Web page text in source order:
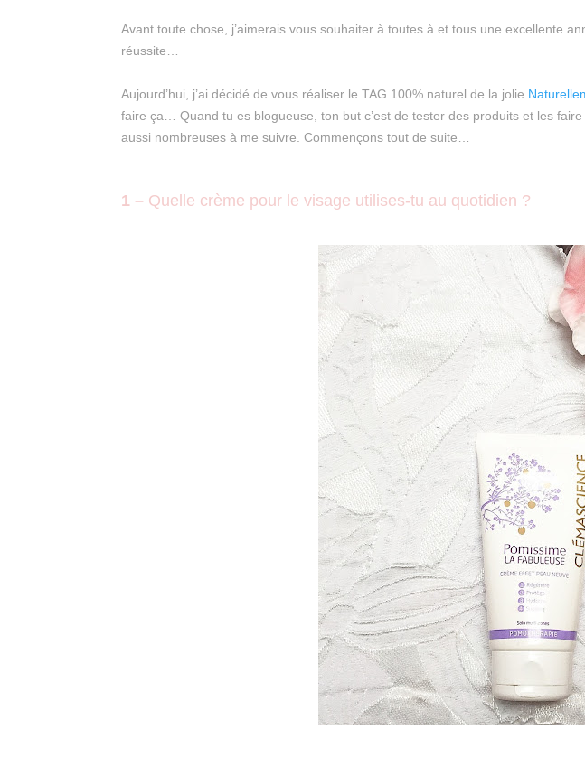
Avant toute chose, j’aimerais vous souhaiter à toutes à et tous une excellente
réussite…
Aujourd’hui, j’ai décidé de vous réaliser le TAG 100% naturel de la jolie
faire ça… Quand tu es blogueuse, ton but c’est de tester des produits et les
aussi nombreuses à me suivre. Commençons tout de suite…
1 – Quelle crème pour le visage utilises-tu au quotidien ?